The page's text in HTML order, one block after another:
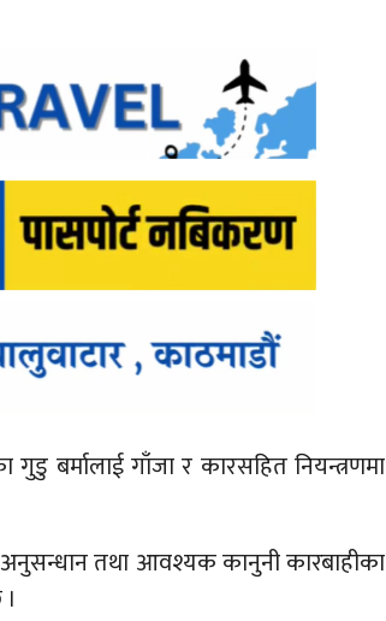
बर्मालाई गाँजा र कारसहित नियन्त्रणमा
अनुसन्धान तथा आवश्यक कानुनी कारबाहीका